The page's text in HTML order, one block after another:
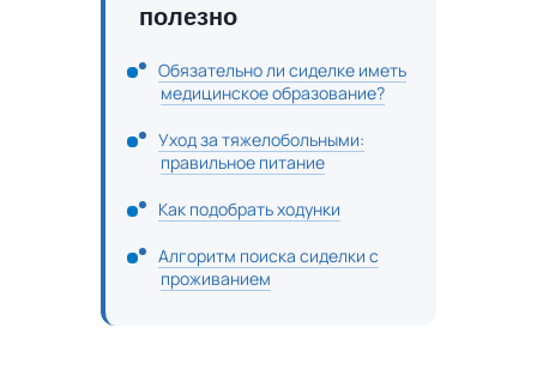
полезно
Обязательно ли сиделке иметь
медицинское образование?
Уход за тяжелобольными:
правильное питание
Как подобрать ходунки
Алгоритм поиска сиделки с
проживанием